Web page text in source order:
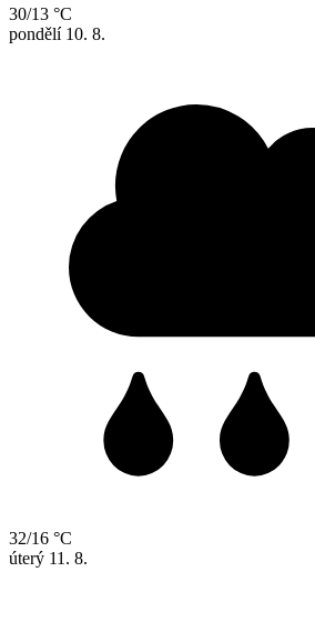
30/13 °C
pondělí 10. 8.
32/16 °C
úterý 11. 8.